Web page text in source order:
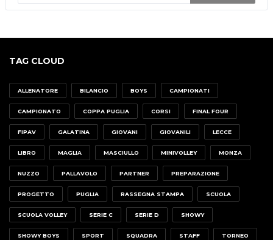
TAG CLOUD
ALLENATORE BILANCIO BOYS CAMPIONATI
CAMPIONATO COPPA PUGLIA CORSI FINAL FOUR
FIPAV GALATINA GIOVANI GIOVANILI LECCE
LIBRO MAGLIA MASCIULLO MINIVOLLEY MONZA
NUZZO PALLAVOLO PARTNER PREPARAZIONE
PROGETTO PUGLIA RASSEGNA STAMPA SCUOLA
SCUOLA VOLLEY SERIE C SERIE D SHOWY
SHOWY BOYS SPORT SQUADRA STAFF TORNEO